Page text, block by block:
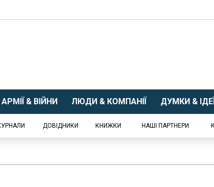
АРМІЇ & ВІЙНИ ЛЮДИ & КОМПАНІЇ ДУМКИ &
ДОВІДНИКИ КНИЖКИ НАШІ ПАРТНЕРИ